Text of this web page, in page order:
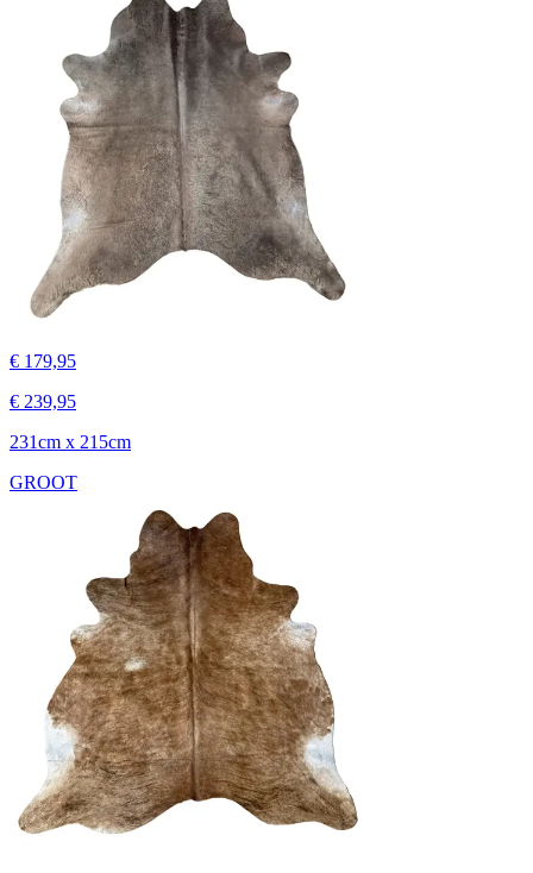
€ 179,95
€ 239,95
231cm x 215cm
GROOT